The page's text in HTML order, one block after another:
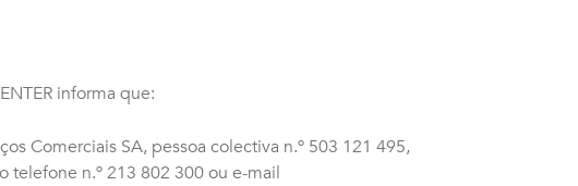
informa que:
Comerciais SA, pessoa colectiva n.º 503 121 495,
telefone n.º 213 802 300 ou e-mail